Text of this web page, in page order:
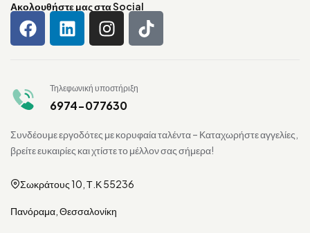
Ακολουθήστε μας στα Social
Τηλεφωνική υποστήριξη
6974-077630
Συνδέουμε εργοδότες με κορυφαία ταλέντα – Καταχωρήστε αγγελίες,
βρείτε ευκαιρίες και χτίστε το μέλλον σας σήμερα!
Σωκράτους 10, Τ.Κ 55236
Πανόραμα, Θεσσαλονίκη